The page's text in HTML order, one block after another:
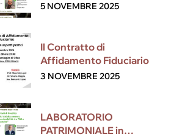
5 NOVEMBRE 2025
Il Contratto di
Affidamento Fiduciario
3 NOVEMBRE 2025
LABORATORIO
PATRIMONIALE in